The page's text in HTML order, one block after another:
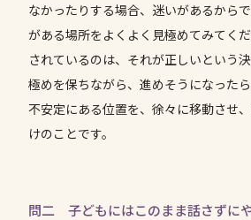
なかったりする場合、迷いがあるから
がある場所をよくよく見極めてみてく
されているのは、それが正しいという
極めを保ちながら、進めそうになった
不安定にある位置を、徐々に移動させ
けのことです。
問二 子どもにはこのまま話さずに